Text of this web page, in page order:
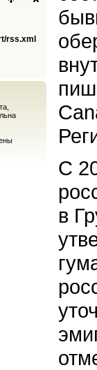
rss.xml
С
в